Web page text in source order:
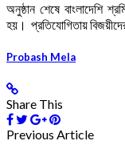
অনুষ্ঠান শেষে বাংলাদেশি
হয়। প্রতিযোগিতায়
Probash Mela
Share This
Previous Article